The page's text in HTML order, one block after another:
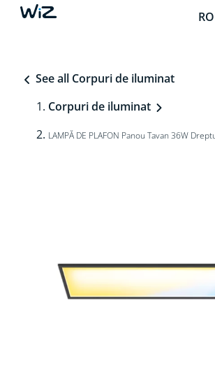
See all Corpuri de iluminat
Corpuri de iluminat
LAMPĂ DE PLAFON Panou Tavan 36W